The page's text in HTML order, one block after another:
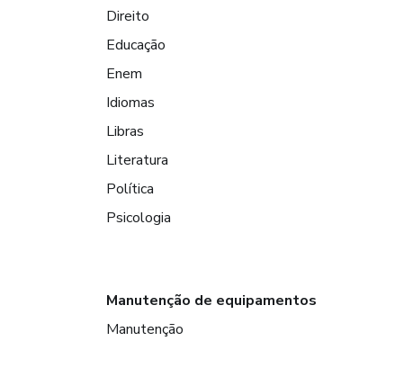
Direito
Educação
Enem
Idiomas
Libras
Literatura
Política
Psicologia
Manutenção de equipamentos
Manutenção